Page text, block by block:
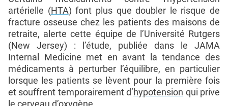
artérielle (HTA) font plus que doubler le risque de
fracture osseuse chez les patients des maisons de
retraite, alerte cette équipe de l’Université Rutgers
(New Jersey) : l’étude, publiée dans le JAMA
Internal Medicine met en avant la tendance des
médicaments à perturber l’équilibre, en particulier
lorsque les patients se lèvent pour la première fois
et souffrent temporairement d’hypotension qui prive
le cerveau d’oxygène.